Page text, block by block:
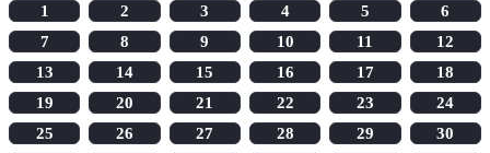
1
2 3 4 5
6
7
8 9 10 11
12
13
14 15 16 17
18
19
20 21 22 23
24
25
26 27 28 29
30